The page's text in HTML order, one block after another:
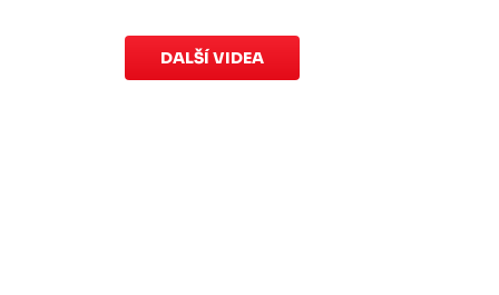
na pomoc předčasně narozeným
dětem.Charitativní aukce
DALŠÍ VIDEA